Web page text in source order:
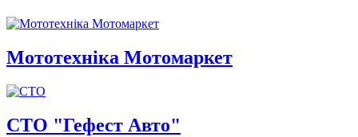
Мототехніка Мотомаркет
СТО "Гефест Авто"